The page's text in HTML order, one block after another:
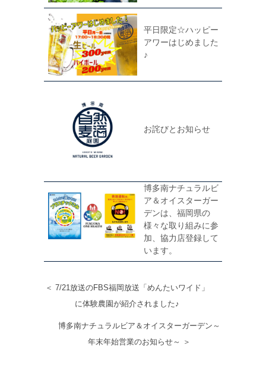
平日限定☆ハッピー
アワーはじめました
♪
お詫びとお知らせ
博多南ナチュラルビ
ア＆オイスターガー
デンは、福岡県の
様々な取り組みに参
加、協力店登録して
います。
＜ 7/21放送のFBS福岡放送「めんたいワイド」
に体験農園が紹介されました♪
博多南ナチュラルビア＆オイスターガーデン～
年末年始営業のお知らせ～ ＞